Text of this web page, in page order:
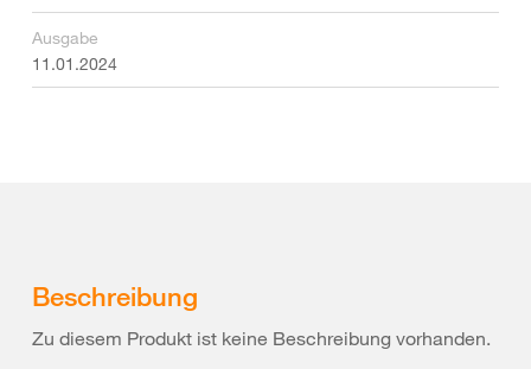
Ausgabe
11.01.2024
Beschreibung
Zu diesem Produkt ist keine Beschreibung vorhanden.